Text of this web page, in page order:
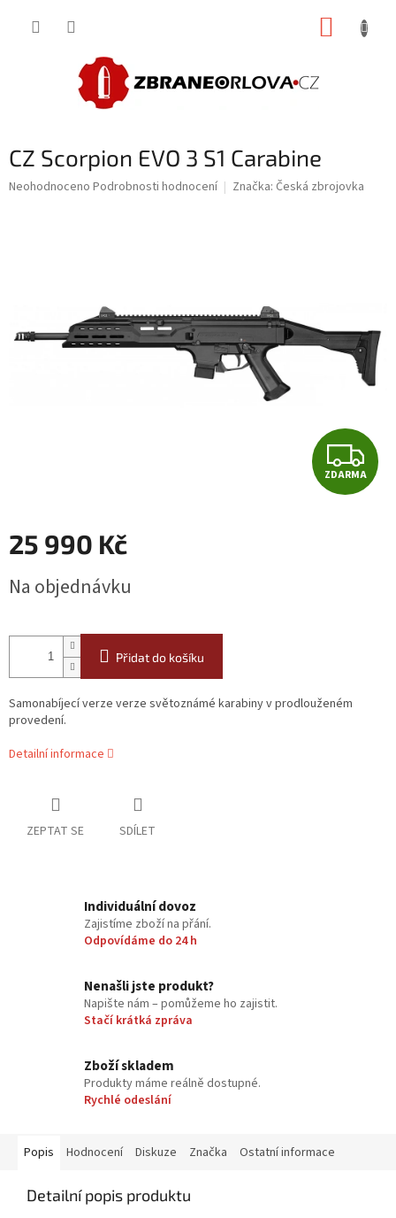
CZ Scorpion EVO 3 S1 Carabine
Průměrné
Neohodnoceno Podrobnosti hodnocení Značka: Česká zbrojovka
Z
D
ZDARMA
25 990 Kč
cena:
Na objednávku
Přidat do košíku
Samonabíjecí verze verze světoznámé karabiny v prodlouženém
provedení.
Detailní informace
ZEPTAT SE SDÍLET
Individuální dovoz
Zajistíme zboží na přání.
Odpovídáme do 24 h
Nenašli jste produkt?
Napište nám – pomůžeme ho zajistit.
Stačí krátká zpráva
Zboží skladem
Produkty máme reálně dostupné.
Rychlé odeslání
Popis Hodnocení Diskuze Značka Ostatní informace
Detailní popis produktu